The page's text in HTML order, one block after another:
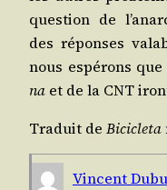
ques­tion de
des réponses
nous espé­rons
na et de la CNT
Tra­duit de Bici­cle­ta
Vincent